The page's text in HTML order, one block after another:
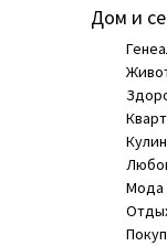
Дом и
Мода